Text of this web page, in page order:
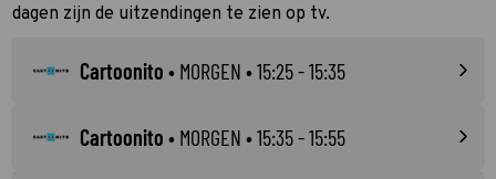
dagen zijn de uitzendingen te zien op tv.
Cartoonito • MORGEN • 15:25 - 15:35
Cartoonito • MORGEN • 15:35 - 15:55